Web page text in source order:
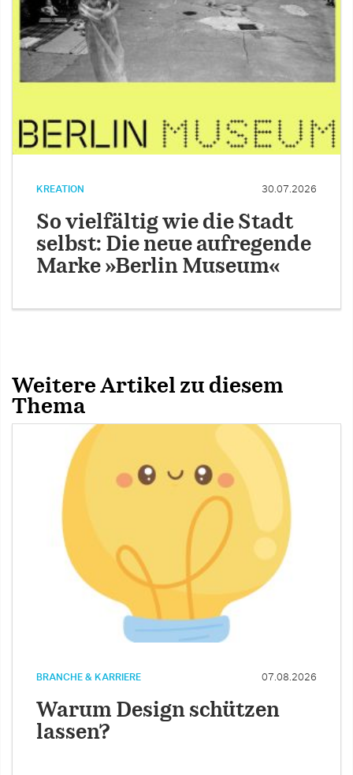
KREATION 30.07.2026
So vielfältig wie die Stadt
selbst: Die neue aufregende
Marke »Berlin Museum«
Weitere Artikel zu diesem
Thema
BRANCHE & KARRIERE 07.08.2026
Warum Design schützen
lassen?